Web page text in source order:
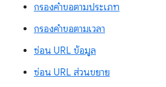
กรองคำขอตามประเภท
กรองคำขอตามเวลา
ซ่อน URL ข้อมูล
ซ่อน URL ส่วนขยาย